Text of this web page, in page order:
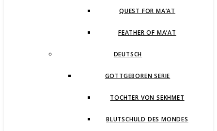
QUEST FOR MA’AT
FEATHER OF MA’AT
DEUTSCH
GOTTGEBOREN SERIE
TOCHTER VON SEKHMET
BLUTSCHULD DES MONDES